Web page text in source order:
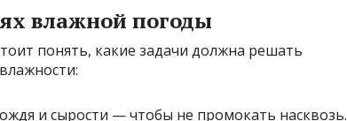
влажной погоды
понять, какие задачи должна решать
и сырости — чтобы не промокать насквозь.